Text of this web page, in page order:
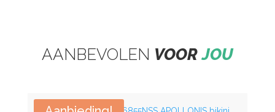
LONG
AANTAL
AANBEVOLEN VOOR JOU